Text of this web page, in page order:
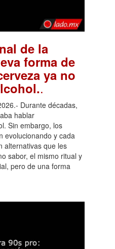
de la
forma de
ya no
.
Durante décadas,
hablar
Sin embargo, los
evolucionando y cada
alternativas que les
sabor, el mismo ritual y
pero de una forma